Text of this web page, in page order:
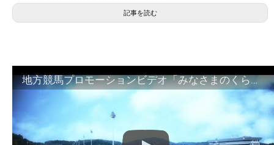
記事を読む
地方競馬プロモーションビデオ「みなさまのくらしのために」30秒篇｜NAR公式